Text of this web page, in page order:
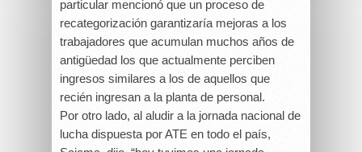
particular mencionó que un proceso de
recategorización garantizaría mejoras a los
trabajadores que acumulan muchos años de
antigüedad los que actualmente perciben
ingresos similares a los de aquellos que
recién ingresan a la planta de personal.
Por otro lado, al aludir a la jornada nacional de
lucha dispuesta por ATE en todo el país,